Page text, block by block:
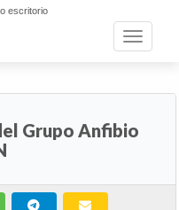
escritorio
Toggle
Grupo Anfibio